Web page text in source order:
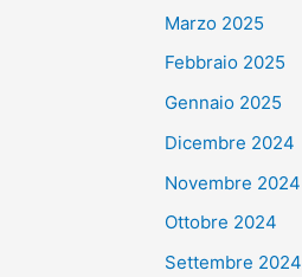
Marzo 2025
Febbraio 2025
Gennaio 2025
Dicembre 2024
Novembre 2024
Ottobre 2024
Settembre 2024